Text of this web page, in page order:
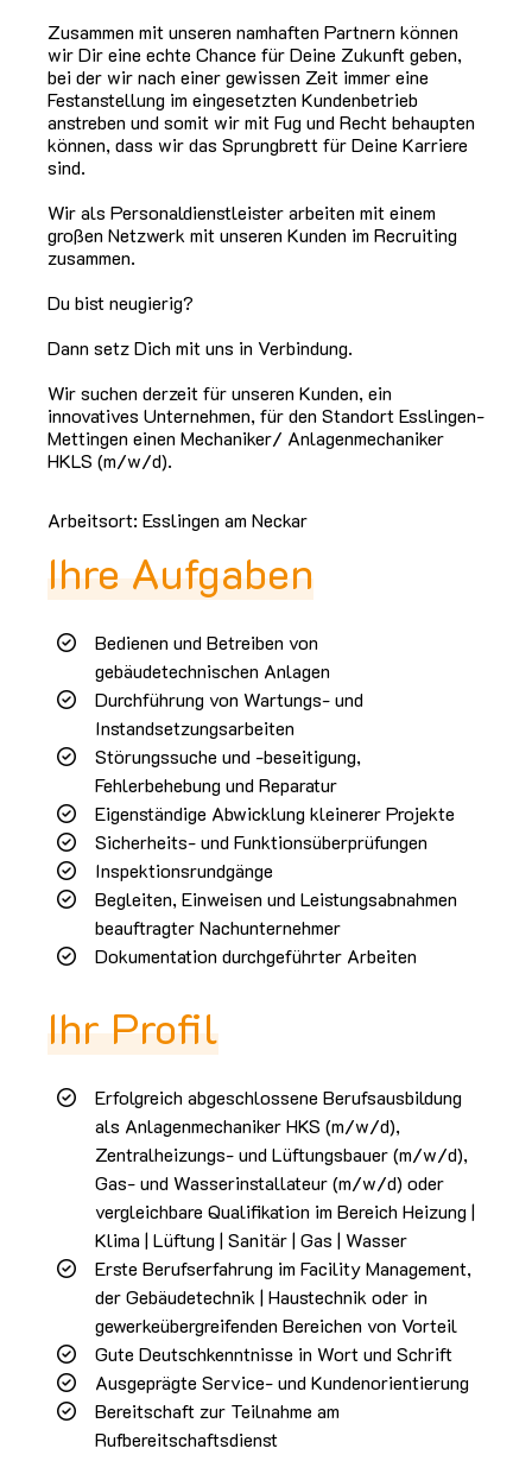
Zusammen mit unseren namhaften Partnern können
wir Dir eine echte Chance für Deine Zukunft geben,
bei der wir nach einer gewissen Zeit immer eine
Festanstellung im eingesetzten Kundenbetrieb
anstreben und somit wir mit Fug und Recht behaupten
können, dass wir das Sprungbrett für Deine Karriere
sind.
Wir als Personaldienstleister arbeiten mit einem
großen Netzwerk mit unseren Kunden im Recruiting
zusammen.
Du bist neugierig?
Dann setz Dich mit uns in Verbindung.
Wir suchen derzeit für unseren Kunden, ein
innovatives Unternehmen, für den Standort Esslingen-
Mettingen einen Mechaniker/ Anlagenmechaniker
HKLS (m/w/d).
Arbeitsort: Esslingen am Neckar
Ihre Aufgaben
Bedienen und Betreiben von
gebäudetechnischen Anlagen
Durchführung von Wartungs- und
Instandsetzungsarbeiten
Störungssuche und -beseitigung,
Fehlerbehebung und Reparatur
Eigenständige Abwicklung kleinerer Projekte
Sicherheits- und Funktionsüberprüfungen
Inspektionsrundgänge
Begleiten, Einweisen und Leistungsabnahmen
beauftragter Nachunternehmer
Dokumentation durchgeführter Arbeiten
Ihr Profil
Erfolgreich abgeschlossene Berufsausbildung
als Anlagenmechaniker HKS (m/w/d),
Zentralheizungs- und Lüftungsbauer (m/w/d),
Gas- und Wasserinstallateur (m/w/d) oder
vergleichbare Qualifikation im Bereich Heizung |
Klima | Lüftung | Sanitär | Gas | Wasser
Erste Berufserfahrung im Facility Management,
der Gebäudetechnik | Haustechnik oder in
gewerkeübergreifenden Bereichen von Vorteil
Gute Deutschkenntnisse in Wort und Schrift
Ausgeprägte Service- und Kundenorientierung
Bereitschaft zur Teilnahme am
Rufbereitschaftsdienst